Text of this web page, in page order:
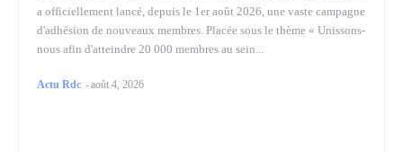
a officiellement lancé, depuis le 1er août 2026, une vaste campagne
d'adhésion de nouveaux membres. Placée sous le thème « Unissons-
nous afin d'atteindre 20 000 membres au sein...
Actu Rdc -août 4, 2026